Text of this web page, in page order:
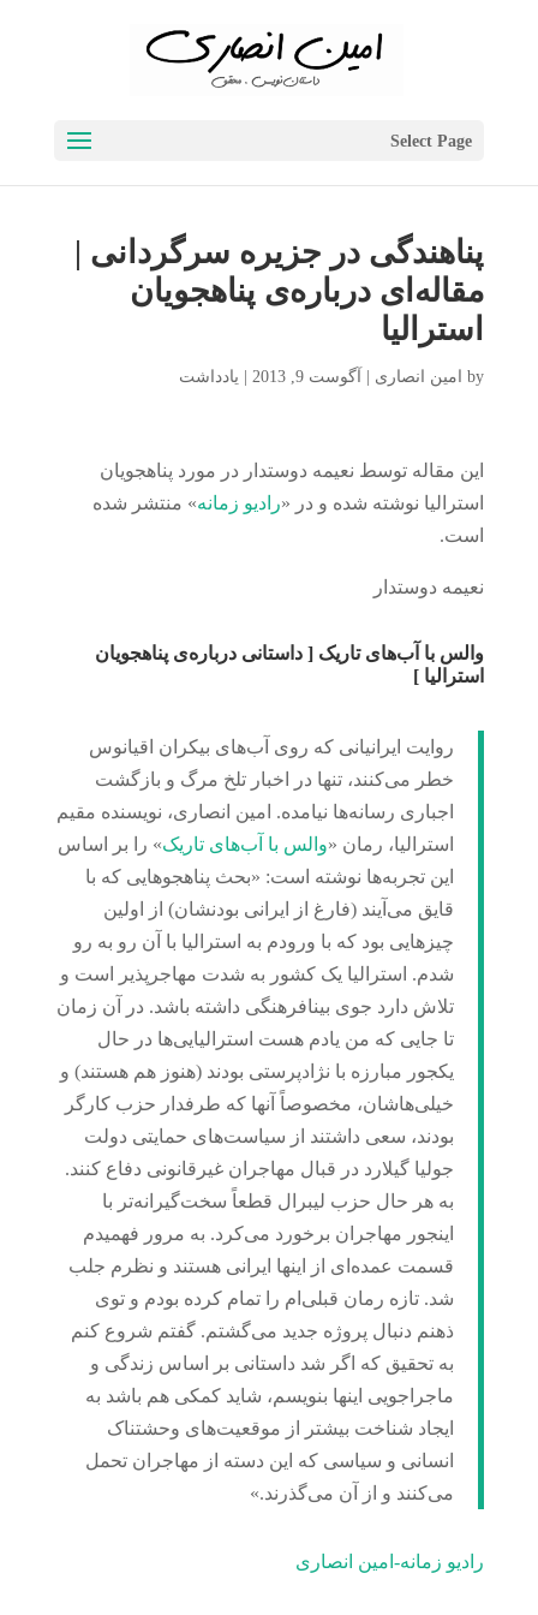
Select Page
پناهندگی در جزیره سرگردانی |
مقاله‌ای درباره‌ی پناهجویان
استرالیا
by امین انصاری آگوست 9, 2013 | یادداشت
این مقاله توسط نعیمه دوستدار در مورد پناهجویان
استرالیا نوشته شده و در «رادیو زمانه» منتشر شده
است.
نعیمه دوستدار
والس با آب‌های تاریک [ داستانی درباره‌ی پناهجویان
استرالیا ]
روایت ایرانیانی که روی آب‌های بیکران اقیانوس
خطر می‌کنند، تنها در اخبار تلخ مرگ و بازگشت
اجباری رسانه‌ها نیامده. امین انصاری، نویسنده‌ مقیم
استرالیا، رمان «والس با آب‌های تاریک» را بر اساس
این تجربه‌ها نوشته است: «بحث پناهجوهایی که با
قایق می‌‌آیند (فارغ از ایرانی بودنشان) از اولین
چیزهایی بود که با ورودم به استرالیا با آن رو به رو
شدم. استرالیا یک کشور به شدت مهاجرپذیر است و
تلاش دارد جوی بینافرهنگی داشته باشد. در آن زمان
تا جایی که من یادم هست استرالیایی‌ها در حال
یکجور مبارزه با نژادپرستی بودند (هنوز هم هستند) و
خیلی‌هاشان، مخصوصاً آنها که طرفدار حزب کارگر
بودند، سعی داشتند از سیاست‌های حمایتی دولت
جولیا گیلارد در قبال مهاجران غیرقانونی دفاع کنند.
به هر حال حزب لیبرال قطعاً سخت‌گیرانه‌تر با
اینجور مهاجران برخورد می‌کرد. به مرور فهمیدم
قسمت عمده‌ای از اینها ایرانی هستند و نظرم جلب
شد. تازه رمان قبلی‌ام را تمام کرده بودم و توی
ذهنم دنبال پروژه جدید می‌گشتم. گفتم شروع کنم
به تحقیق که اگر شد داستانی بر اساس زندگی و
ماجراجویی اینها بنویسم، شاید کمکی هم باشد به
ایجاد شناخت بیشتر از موقعیت‌های وحشتناک
انسانی و سیاسی که این دسته از مهاجران تحمل
می‌کنند و از آن می‌گذرند.»
رادیو زمانه-امین انصاری